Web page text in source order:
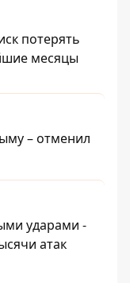
потерять
месяцы
– отменил
ударами -
атак